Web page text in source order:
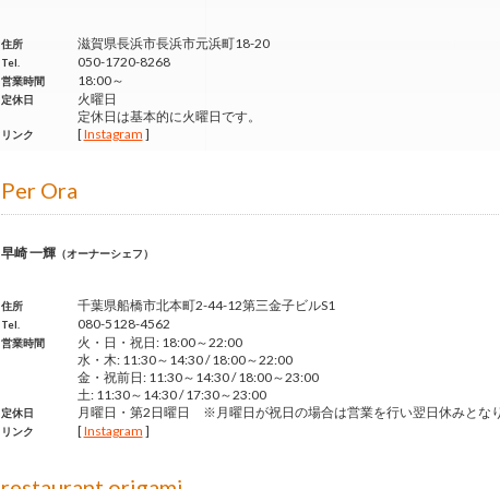
住所 滋賀県長浜市長浜市元浜町18-20
Tel. 050-1720-8268
営業時間 18:00～
定休日
火曜日
定休日は基本的に火曜日です。
リンク [Instagram ]
Per Ora
早崎 一輝（オーナーシェフ）
住所 千葉県船橋市北本町2-44-12第三金子ビルS1
Tel. 080-5128-4562
営業時間
火・日・祝日: 18:00～22:00
水・木: 11:30～14:30 / 18:00～22:00
金・祝前日: 11:30～14:30 / 18:00～23:00
土: 11:30～14:30 / 17:30～23:00
定休日 月曜日・第2日曜日 ※月曜日が祝日の場合は営業を行い翌日休みとな
リンク [Instagram ]